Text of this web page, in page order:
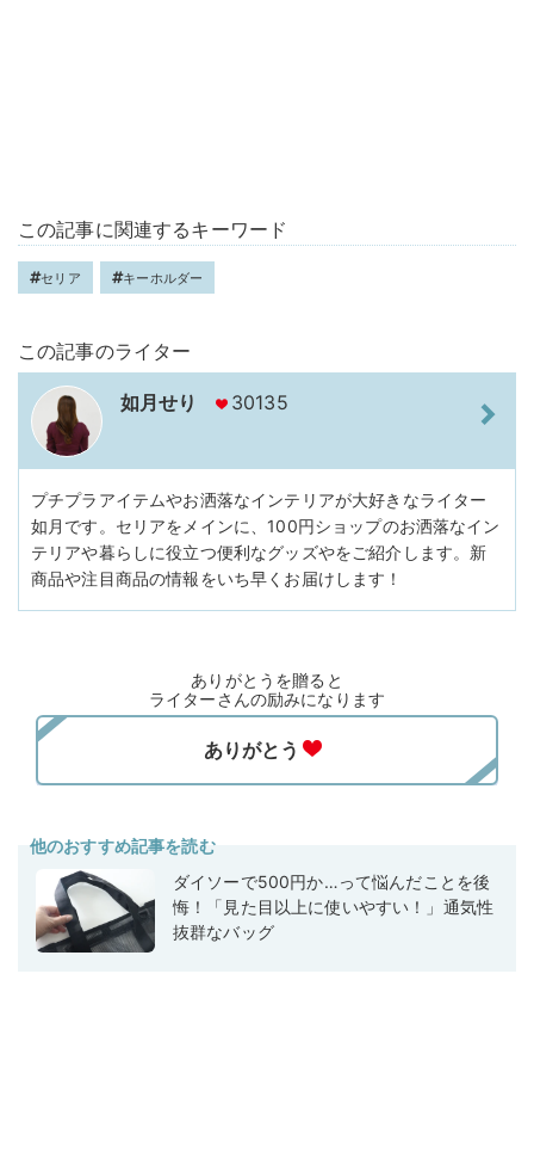
この記事に関連するキーワード
セリア キーホルダー
この記事のライター
如月せり 30135
プチプラアイテムやお洒落なインテリアが大好きなライター
如月です。セリアをメインに、100円ショップのお洒落なイン
テリアや暮らしに役立つ便利なグッズやをご紹介します。新
商品や注目商品の情報をいち早くお届けします！
ありがとうを贈ると
ライターさんの励みになります
他のおすすめ記事を読む
ダイソーで500円か…って悩んだことを後
悔！「見た目以上に使いやすい！」通気性
抜群なバッグ